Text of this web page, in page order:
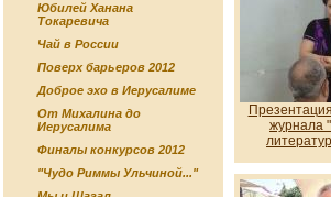
Юбилей Ханана
Токаревича
Чай в России
Поверх барьеров 2012
Доброе эхо в Иерусалиме
От Михалина до
Иерусалима
Финалы конкурсов 2012
"Чудо Риммы Ульчиной..."
журнала